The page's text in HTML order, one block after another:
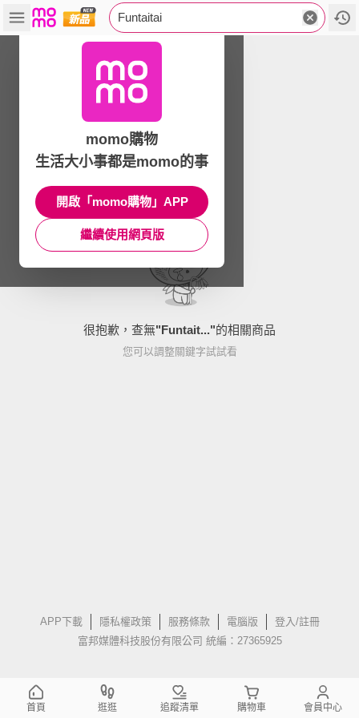
Funtaitai
很抱歉，查無"Funtait..."的相關商品
您可以調整關鍵字試試看
APP下載 隱私權政策 服務條款 電腦版
登入/註冊
富邦媒體科技股份有限公司 統編：27365925
momo購物
生活大小事都是momo的事
開啟「momo購物」APP
繼續使用網頁版
首頁 逛逛 追蹤清單 購物車 會員中心